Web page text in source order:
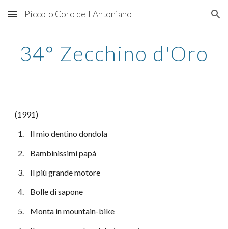
Skip to main content Skip to navigation
Piccolo Coro dell'Antoniano
34° Zecchino d'Oro
(1991)
  1.    Il mio dentino dondola
  2.    Bambinissimi papà
  3.    Il più grande motore
  4.    Bolle di sapone
  5.    Monta in mountain-bike